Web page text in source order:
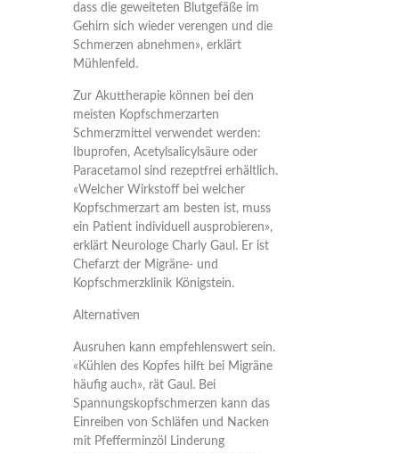
dass die geweiteten Blutgefäße im
Gehirn sich wieder verengen und die
Schmerzen abnehmen», erklärt
Mühlenfeld.
Zur Akuttherapie können bei den
meisten Kopfschmerzarten
Schmerzmittel verwendet werden:
Ibuprofen, Acetylsalicylsäure oder
Paracetamol sind rezeptfrei erhältlich.
«Welcher Wirkstoff bei welcher
Kopfschmerzart am besten ist, muss
ein Patient individuell ausprobieren»,
erklärt Neurologe Charly Gaul. Er ist
Chefarzt der Migräne- und
Kopfschmerzklinik Königstein.
Alternativen
Ausruhen kann empfehlenswert sein.
«Kühlen des Kopfes hilft bei Migräne
häufig auch», rät Gaul. Bei
Spannungskopfschmerzen kann das
Einreiben von Schläfen und Nacken
mit Pfefferminzöl Linderung